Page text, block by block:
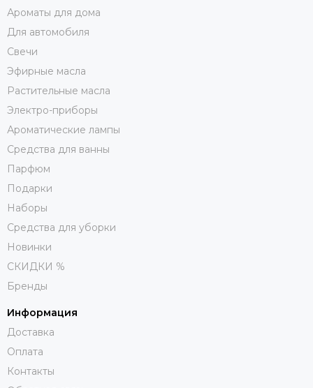
Ароматы для дома
Для автомобиля
Свечи
Эфирные масла
Растительные масла
Электро-приборы
Ароматические лампы
Средства для ванны
Парфюм
Подарки
Наборы
Средства для уборки
Новинки
СКИДКИ %
Бренды
Информация
Доставка
Оплата
Контакты